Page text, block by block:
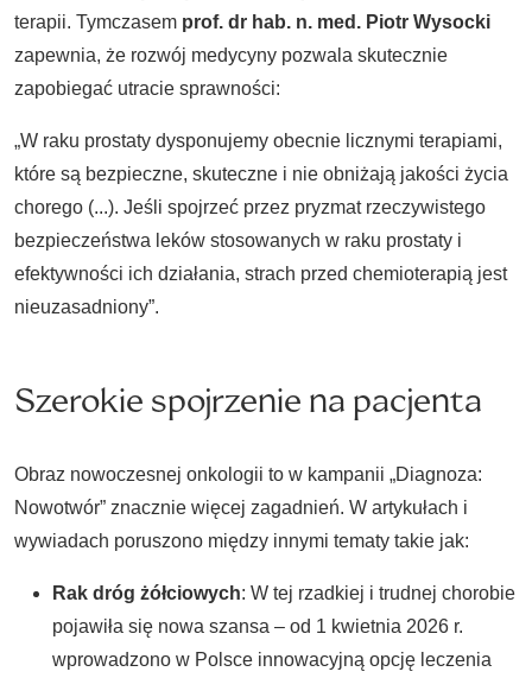
terapii. Tymczasem prof. dr hab. n. med. Piotr Wysocki
zapewnia, że rozwój medycyny pozwala skutecznie
zapobiegać utracie sprawności:
„W raku prostaty dysponujemy obecnie licznymi terapiami,
które są bezpieczne, skuteczne i nie obniżają jakości życia
chorego (...). Jeśli spojrzeć przez pryzmat rzeczywistego
bezpieczeństwa leków stosowanych w raku prostaty i
efektywności ich działania, strach przed chemioterapią jest
nieuzasadniony”.
Szerokie spojrzenie na pacjenta
Obraz nowoczesnej onkologii to w kampanii „Diagnoza:
Nowotwór” znacznie więcej zagadnień. W artykułach i
wywiadach poruszono między innymi tematy takie jak:
Rak dróg żółciowych: W tej rzadkiej i trudnej chorobie
pojawiła się nowa szansa – od 1 kwietnia 2026 r.
wprowadzono w Polsce innowacyjną opcję leczenia